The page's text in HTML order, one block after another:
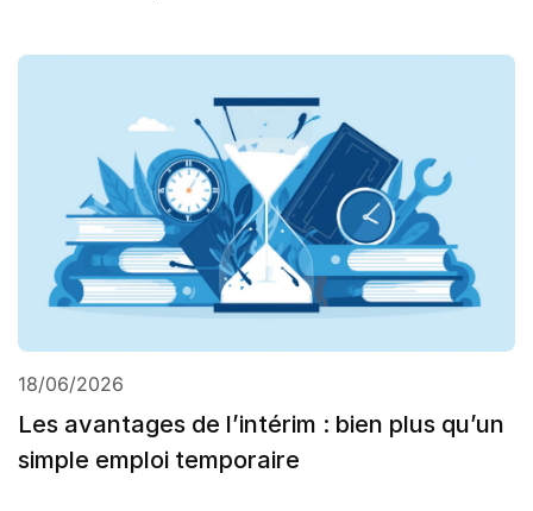
18/06/2026
Les avantages de l’intérim : bien plus qu’un
simple emploi temporaire